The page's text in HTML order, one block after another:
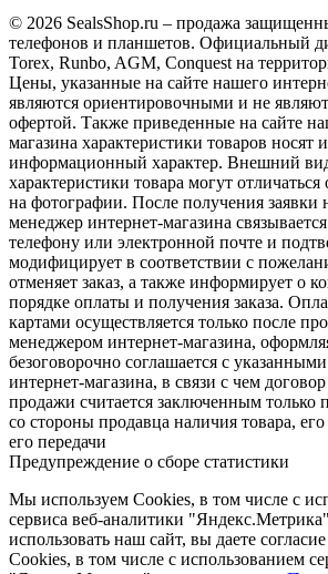
© 2026 SealsShop.ru – продажа
телефонов и планшетов. Официальный
Torex, Runbo, AGM, Conquest на
Цены, указанные на сайте нашего
являются ориентировочными и не
офертой. Также приведенные на сайте
магазина характеристики товаров носят
информационный характер. Внешний
характеристики товара могут
на фотографии. После получения заявки
менеджер интернет-магазина
телефону или электронной почте и
модифицирует в соответствии с
отменяет заказ, а также информирует о
порядке оплаты и получения заказа.
картами осуществляется только после
менеджером интернет-магазина,
безоговорочно соглашается с
интернет-магазина, в связи с чем
продажи считается заключенным только
со стороны продавца наличия товара,
его передачи
Предупреждение о сборе статистики
Мы используем Cookies, в том числе с
сервиса веб-аналитики
использовать наш сайт, вы даете
Cookies, в том числе с использованием